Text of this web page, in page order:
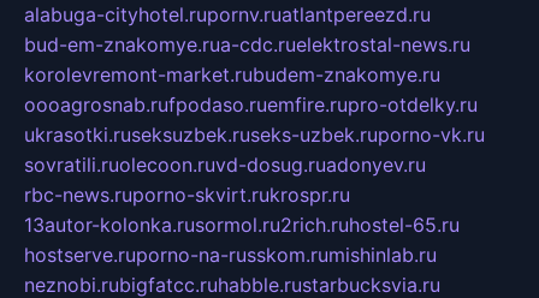
alabuga-cityhotel.rupornv.ruatlantpereezd.ru
bud-em-znakomye.rua-cdc.ruelektrostal-news.ru
korolevremont-market.rubudem-znakomye.ru
oooagrosnab.rufpodaso.ruemfire.rupro-otdelky.ru
ukrasotki.ruseksuzbek.ruseks-uzbek.ruporno-vk.ru
sovratili.ruolecoon.ruvd-dosug.ruadonyev.ru
rbc-news.ruporno-skvirt.rukrospr.ru
13autor-kolonka.rusormol.ru2rich.ruhostel-65.ru
hostserve.ruporno-na-russkom.rumishinlab.ru
neznobi.rubigfatcc.ruhabble.rustarbucksvia.ru